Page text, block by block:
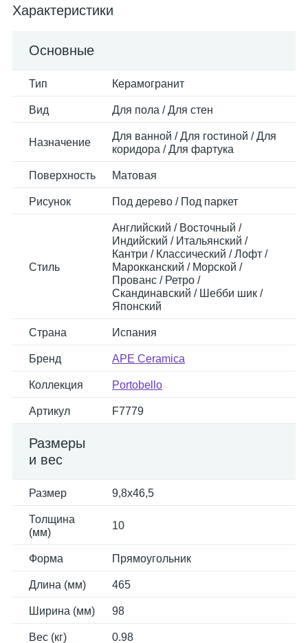
Характеристики
Основные
Тип Керамогранит
Вид Для пола / Для стен
Назначение
Для ванной / Для гостиной / Для
коридора / Для фартука
Поверхность Матовая
Рисунок Под дерево / Под паркет
Стиль
Английский / Восточный /
Индийский / Итальянский /
Кантри / Классический / Лофт /
Марокканский / Морской /
Прованс / Ретро /
Скандинавский / Шебби шик /
Японский
Страна Испания
Бренд APE Ceramica
Коллекция Portobello
Артикул F7779
Размеры
и вес
Размер 9,8x46,5
Толщина
(мм)
10
Форма Прямоугольник
Длина (мм) 465
Ширина (мм) 98
Вес (кг) 0.98